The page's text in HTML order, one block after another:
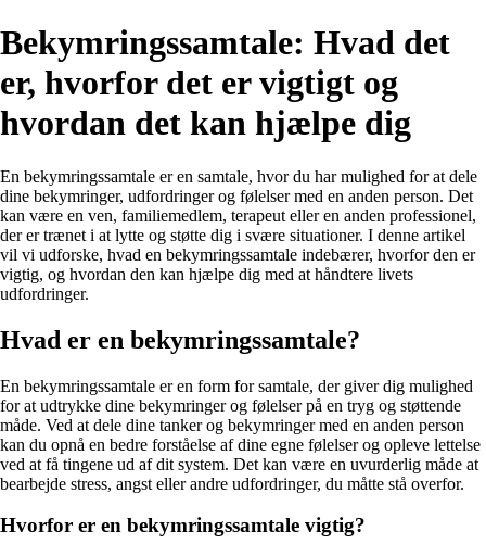
Bekymringssamtale: Hvad det
er, hvorfor det er vigtigt og
hvordan det kan hjælpe dig
En bekymringssamtale er en samtale, hvor du har mulighed for at dele
dine bekymringer, udfordringer og følelser med en anden person. Det
kan være en ven, familiemedlem, terapeut eller en anden professionel,
der er trænet i at lytte og støtte dig i svære situationer. I denne artikel
vil vi udforske, hvad en bekymringssamtale indebærer, hvorfor den er
vigtig, og hvordan den kan hjælpe dig med at håndtere livets
udfordringer.
Hvad er en bekymringssamtale?
En bekymringssamtale er en form for samtale, der giver dig mulighed
for at udtrykke dine bekymringer og følelser på en tryg og støttende
måde. Ved at dele dine tanker og bekymringer med en anden person
kan du opnå en bedre forståelse af dine egne følelser og opleve lettelse
ved at få tingene ud af dit system. Det kan være en uvurderlig måde at
bearbejde stress, angst eller andre udfordringer, du måtte stå overfor.
Hvorfor er en bekymringssamtale vigtig?